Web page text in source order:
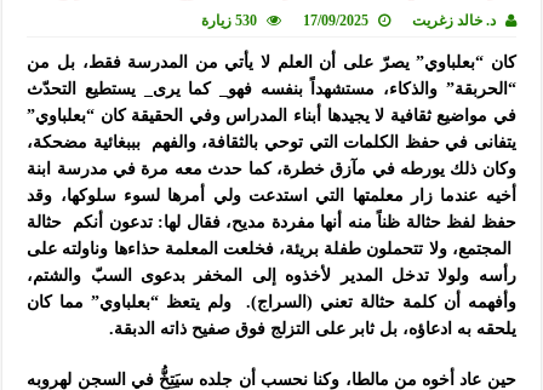
د. خالد زغريت 17/09/2025 530 زيارة
كان “بعلباوي” يصرّ على أن العلم لا يأتي من المدرسة فقط، بل من
“الحربقة” والذكاء، مستشهداً بنفسه فهو_ كما يرى_ يستطيع التحدّث
في مواضيع ثقافية لا يجيدها أبناء المدراس وفي الحقيقة كان “بعلباوي”
يتفانى في حفظ الكلمات التي توحي بالثقافة، والفهم بببغائية مضحكة،
وكان ذلك يورطه في مآزق خطرة، كما حدث معه مرة في مدرسة ابنة
أخيه عندما زار معلمتها التي استدعت ولي أمرها لسوء سلوكها، وقد
حفظ لفظ حثالة ظناً منه أنها مفردة مديح، فقال لها: تدعون أنكم حثالة
المجتمع، ولا تتحملون طفلة بريئة، فخلعت المعلمة حذاءها وناولته على
رأسه ولولا تدخل المدير لأخذوه إلى المخفر بدعوى السبّ والشتم،
وأفهمه أن كلمة حثالة تعني (السراج). ولم يتعظ “بعلباوي” مما كان
يلحقه به ادعاؤه، بل ثابر على التزلج فوق صفيح ذاته الدبقة.
حين عاد أخوه من مالطا، وكنا نحسب أن جلده سيَتِخُّ في السجن لهروبه